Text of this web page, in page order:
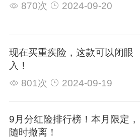
870次
2024-09-20
现在买重疾险，这款可以闭眼
入！
801次
2024-09-19
9月分红险排行榜！本月限定，
随时撤离！